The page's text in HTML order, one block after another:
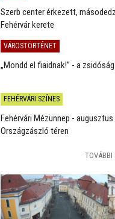
Szerb center érkezett,
Fehérvár kerete
VÁROSTÖRTÉNET
„Mondd el fiaidnak!” - a
FEHÉRVÁRI SZÍNES
Fehérvári Mézünnep -
Országzászló téren
TOVÁBBI